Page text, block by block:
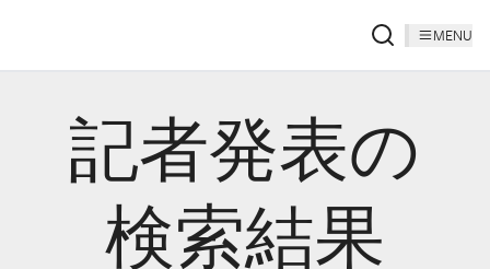
MENU
記者発表の
検索結果